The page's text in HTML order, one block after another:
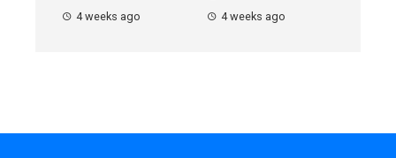
4 weeks ago 4 weeks ago